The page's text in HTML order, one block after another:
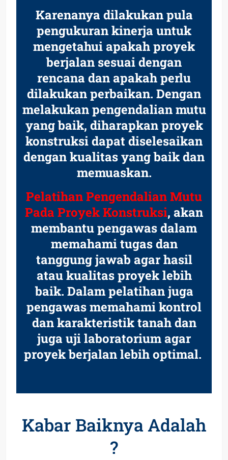
Karenanya dilakukan pula
pengukuran kinerja untuk
mengetahui apakah proyek
berjalan sesuai dengan
rencana dan apakah perlu
dilakukan perbaikan. Dengan
melakukan pengendalian mutu
yang baik, diharapkan proyek
konstruksi dapat diselesaikan
dengan kualitas yang baik dan
memuaskan.
Pelatihan Pengendalian Mutu
Pada Proyek Konstruksi, akan
membantu pengawas dalam
memahami tugas dan
tanggung jawab agar hasil
atau kualitas proyek lebih
baik. Dalam pelatihan juga
pengawas memahami kontrol
dan karakteristik tanah dan
juga uji laboratorium agar
proyek berjalan lebih optimal.
Kabar Baiknya Adalah
?